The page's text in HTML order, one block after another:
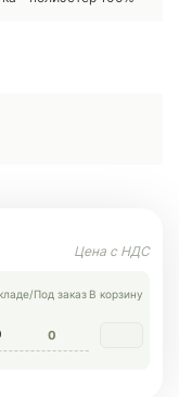
/Под заказ В корзину
0